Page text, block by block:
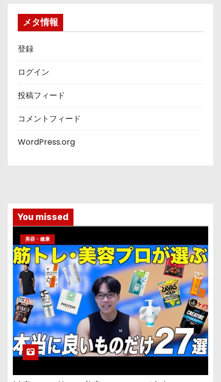
メタ情報
登録
ログイン
投稿フィード
コメントフィード
WordPress.org
You missed
美容・健康